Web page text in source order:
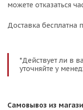
можете отказаться
Доставка бесплатна
*Действует ли в
уточняйте у
Самовывоз из